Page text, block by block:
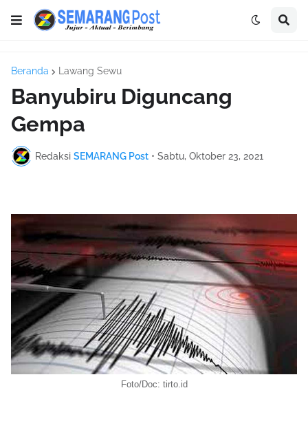
Beranda Lawang Sewu
Banyubiru Diguncang
Gempa
Redaksi SEMARANG Post • Sabtu, Oktober 23, 2021
Foto/Doc: tirto.id